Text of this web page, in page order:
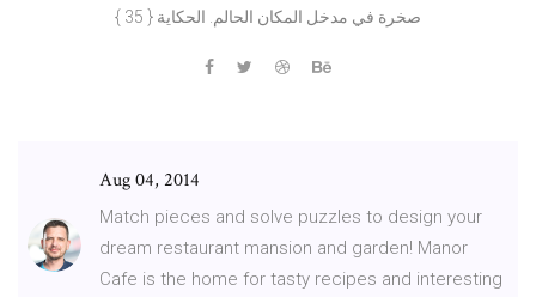
صخرة في مدخل المكان الحالم. الحكاية { 35 }
Aug 04, 2014
Match pieces and solve puzzles to design your
dream restaurant mansion and garden! Manor
Cafe is the home for tasty recipes and interesting